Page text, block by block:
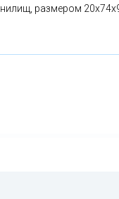
размером